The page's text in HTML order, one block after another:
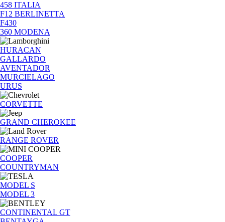
458 ITALIA
F12 BERLINETTA
F430
360 MODENA
HURACAN
GALLARDO
AVENTADOR
MURCIELAGO
URUS
CORVETTE
GRAND CHEROKEE
RANGE ROVER
COOPER
COUNTRYMAN
MODEL S
MODEL 3
CONTINENTAL GT